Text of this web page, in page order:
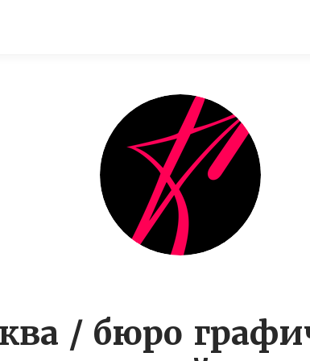
/ бюро